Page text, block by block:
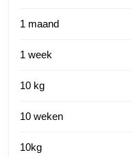
1 maand
1 week
10 kg
10 weken
10kg